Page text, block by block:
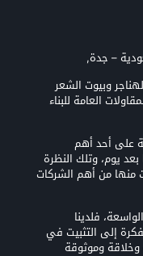
– جدة,
وبيوت الشعر
العامة للبناء
على أحد أهم
يوم، وتلك النظرة
منها من أهم الشركات
فلدينا
إلى التثبيت في
وخلاقة وموثوقة